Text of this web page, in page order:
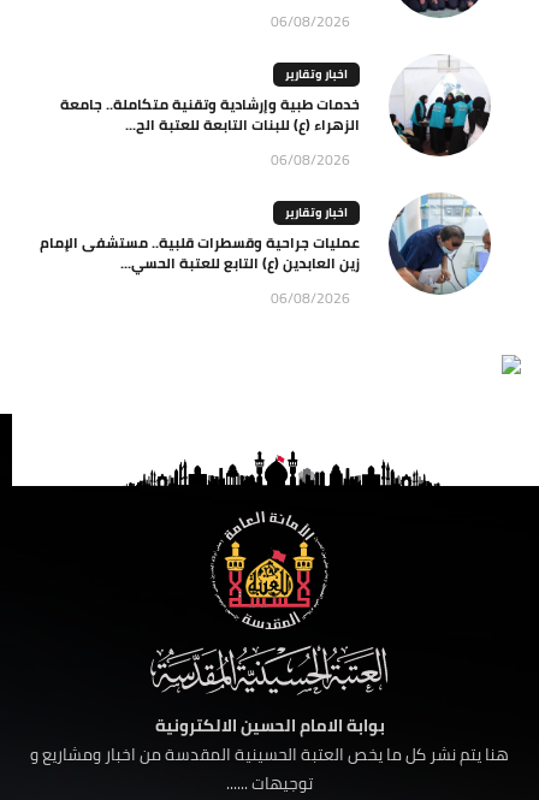
06/08/2026
اخبار وتقارير
خدمات طبية وإرشادية وتقنية متكاملة.. جامعة
الزهراء (ع) للبنات التابعة للعتبة الح...
06/08/2026
اخبار وتقارير
عمليات جراحية وقسطرات قلبية.. مستشفى الإمام
زين العابدين (ع) التابع للعتبة الحسي...
06/08/2026
بوابة الامام الحسين الالكترونية
هنا يتم نشر كل ما يخص العتبة الحسينية المقدسة من اخبار ومشاريع و
توجيهات ......